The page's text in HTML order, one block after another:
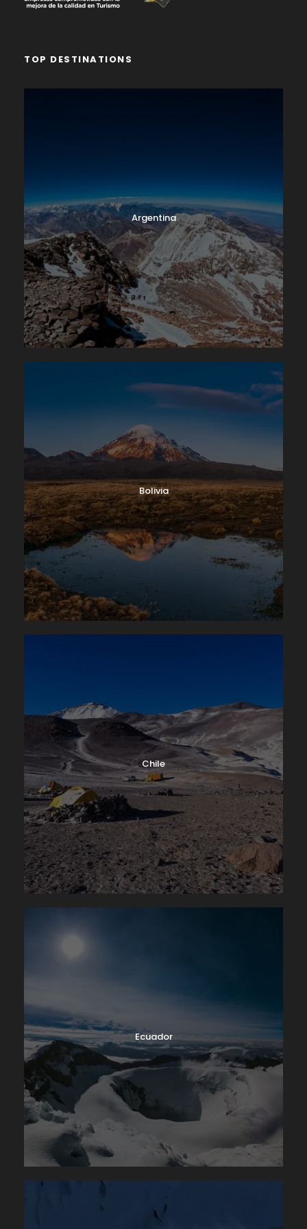
aproximadamente 30 minutos para desayunar.
Cuartelhuaín, desde aquí iniciaremos la caminata
descendente en cuyo borde nos esperará una zona
destinada para la hora de almuerzo donde nuestros
cocineros han equipado un espacio para comer y
descansar. Terminado el almuerzo continuaremos
la caminata y podremos observar la Quebrada
Caliente con la característica Laguna de
Pucacocha de aguas rojizas y sulfurosas.
Realizamos un descenso hacia la Quebrada Wayra,
lugar donde se encuentra ubicado uno de los
controles de la comunidad, realizamos el primer
pago correspondiente al derecho de ingreso al
circuito. Continuamos 400 metros de caminata y
estaremos dentro del campamento Mitucocha,
Jirishanca, Ninashanca y Rondoy y muy cercana
yace la laguna Mitucocha.
Tiendas de montaña.
Comidas:Box lunch, almuerzo, hora del té y cena.
Traslado en carro:5 horas
Tiempo de caminata: 4 horas aproximadamente
Desnivel: +520 /-490 m
Día 2 Campamento Mitucocha (4.270 m) –
Paso Alcay (4.780 m) – Campamento
Carhuacocha (4.140 m)
hacia el paso Alcay(4.780m), para lo cual
tomaremos un desvío ascendente hacia la derecha
del camino que se deja entrever hacia el
Campamento Carhuacocha. El Paso Alcay es uno
de los miradores más bonitos del circuito por su
espectacular vista a Siulá Grande, Yerupajá grande
y Chico, Jirishanca, Ninashanca, todos por sus
salvajes y abruptas caras este. Luego nos dirigimos
hacia la laguna Alcaycocha, en cuyas proximidades
tomaremos nuestra hora de almuerzo. Finalmente
haremos un descenso hasta la quebrada Yanayana,
pasaremos por Incahuain mientras nos deleitamos
con la preciosa laguna Carhuacocha(4150 m), en
mencionada laguna. El equipo de Andean Raju
laguna Carhuacocha.
Modalidad de alojamiento:Tiendas de montaña.
Comidas:
Desayuno, box lunch, almuerzo, hora del
té y cena.
Tiempo de caminata:7 horas aproximadamente.
Desnivel:+580 m / -580 m
Día 3 Carhuacocha Camp (4.140 m) – Siula
Pass (4.800 m) – Huayhuash Camp (4.300 m)
En nuestro tercer día de caminata, daremos inicio a
TOP DESTINATIONS
Argentina
Bolivia
Chile
Ecuador